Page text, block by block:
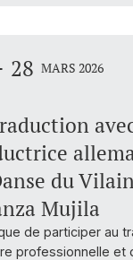
28 MARS 2026
du
Mujila
de participer au
professionnelle et